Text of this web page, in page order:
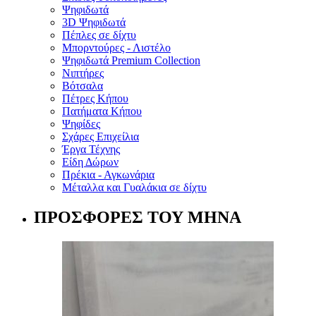
Ψηφιδωτά
3D Ψηφιδωτά
Πέπλες σε δίχτυ
Μπορντούρες - Λιστέλο
Ψηφιδωτά Premium Collection
Νιπτήρες
Βότσαλα
Πέτρες Κήπου
Πατήματα Κήπου
Ψηφίδες
Σχάρες Επιχείλια
Έργα Τέχνης
Είδη Δώρων
Πρέκια - Αγκωνάρια
Μέταλλα και Γυαλάκια σε δίχτυ
ΠΡΟΣΦΟΡΕΣ ΤΟΥ ΜΗΝΑ